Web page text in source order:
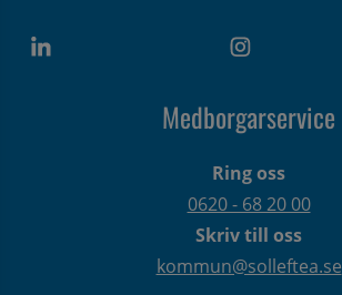
Medborgarservice
Ring oss
0620 - 68 20 00
Skriv till oss
kommun@solleftea.se